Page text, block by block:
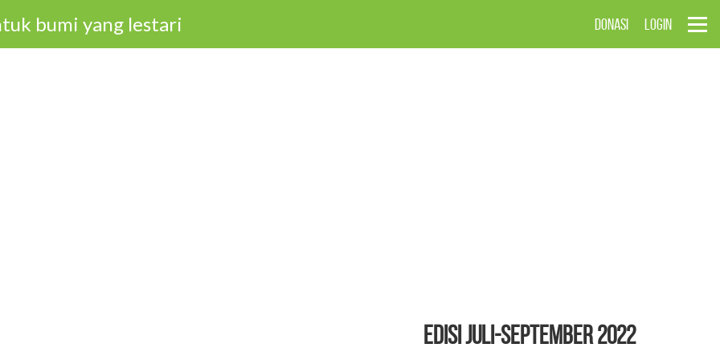
bumi yang lestari DONASI LOGIN
EDISI Juli-September 2022